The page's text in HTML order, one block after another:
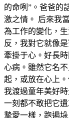
的命咧”。爸爸的
激之情。 后來我
為工作的變化，
反，我對它就像
牽掛于心。好長
心病。雖然它名
起，或放在心上
我渡過童年美好
一刻都不敢把它
摯愛一樣，跑遍